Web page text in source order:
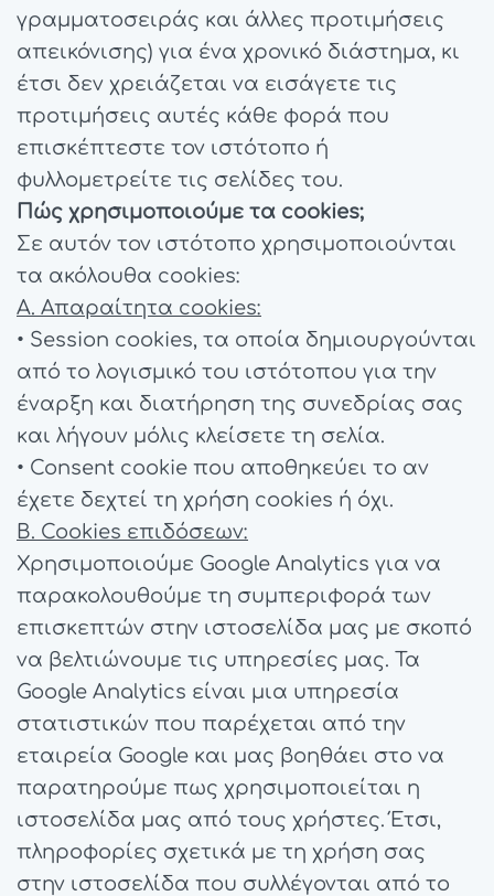
γραμματοσειράς και άλλες προτιμήσεις
απεικόνισης) για ένα χρονικό διάστημα, κι
έτσι δεν χρειάζεται να εισάγετε τις
προτιμήσεις αυτές κάθε φορά που
επισκέπτεστε τον ιστότοπο ή
φυλλομετρείτε τις σελίδες του.
Πώς χρησιμοποιούμε τα cookies;
Σε αυτόν τον ιστότοπο χρησιμοποιούνται
τα ακόλουθα cookies:
Α. Απαραίτητα cookies:
• Session cookies, τα οποία δημιουργούνται
από το λογισμικό του ιστότοπου για την
έναρξη και διατήρηση της συνεδρίας σας
και λήγουν μόλις κλείσετε τη σελία.
• Consent cookie που αποθηκεύει το αν
έχετε δεχτεί τη χρήση cookies ή όχι.
Β. Cookies επιδόσεων:
Χρησιμοποιούμε Google Analytics για να
παρακολουθούμε τη συμπεριφορά των
επισκεπτών στην ιστοσελίδα μας με σκοπό
να βελτιώνουμε τις υπηρεσίες μας. Τα
Google Analytics είναι μια υπηρεσία
στατιστικών που παρέχεται από την
εταιρεία Google και μας βοηθάει στο να
παρατηρούμε πως χρησιμοποιείται η
ιστοσελίδα μας από τους χρήστες. Έτσι,
πληροφορίες σχετικά με τη χρήση σας
στην ιστοσελίδα που συλλέγονται από το